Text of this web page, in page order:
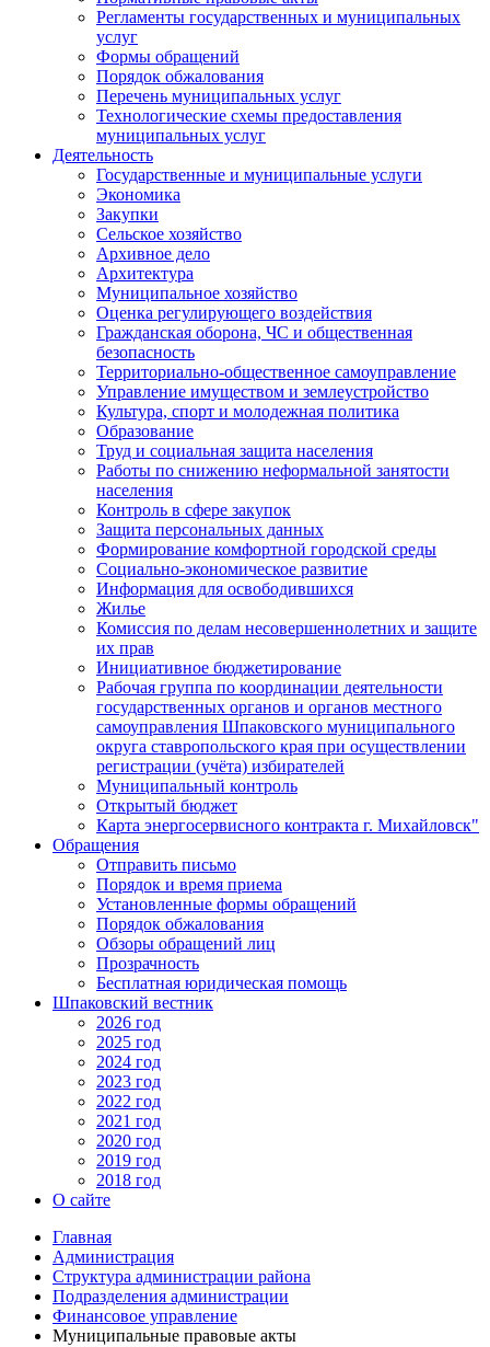
Регламенты государственных и муниципальных
услуг
Формы обращений
Порядок обжалования
Перечень муниципальных услуг
Технологические схемы предоставления
муниципальных услуг
Деятельность
Государственные и муниципальные услуги
Экономика
Закупки
Сельское хозяйство
Архивное дело
Архитектура
Муниципальное хозяйство
Оценка регулирующего воздействия
Гражданская оборона, ЧС и общественная
безопасность
Территориально-общественное самоуправление
Управление имуществом и землеустройство
Культура, спорт и молодежная политика
Образование
Труд и социальная защита населения
Работы по снижению неформальной занятости
населения
Контроль в сфере закупок
Защита персональных данных
Формирование комфортной городской среды
Социально-экономическое развитие
Информация для освободившихся
Жилье
Комиссия по делам несовершеннолетних и защите
их прав
Инициативное бюджетирование
Рабочая группа по координации деятельности
государственных органов и органов местного
самоуправления Шпаковского муниципального
округа ставропольского края при осуществлении
регистрации (учёта) избирателей
Муниципальный контроль
Открытый бюджет
Карта энергосервисного контракта г. Михайловск"
Обращения
Отправить письмо
Порядок и время приема
Установленные формы обращений
Порядок обжалования
Обзоры обращений лиц
Прозрачность
Бесплатная юридическая помощь
Шпаковский вестник
2026 год
2025 год
2024 год
2023 год
2022 год
2021 год
2020 год
2019 год
2018 год
О сайте
Главная
Администрация
Структура администрации района
Подразделения администрации
Финансовое управление
Муниципальные правовые акты